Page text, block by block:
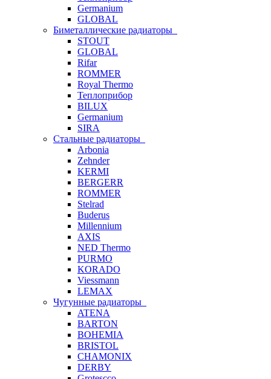
Germanium
GLOBAL
Биметаллические радиаторы
STOUT
GLOBAL
Rifar
ROMMER
Royal Thermo
Теплоприбор
BILUX
Germanium
SIRA
Стальные радиаторы
Arbonia
Zehnder
KERMI
BERGERR
ROMMER
Stelrad
Buderus
Millennium
AXIS
NED Thermo
PURMO
KORADO
Viessmann
LEMAX
Чугунные радиаторы
ATENA
BARTON
BOHEMIA
BRISTOL
CHAMONIX
DERBY